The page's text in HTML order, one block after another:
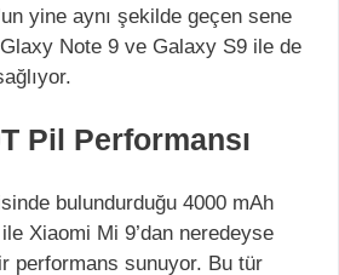
yine aynı şekilde geçen sene
Note 9 ve Galaxy S9 ile de
Pil Performansı
bulundurduğu 4000 mAh
Xiaomi Mi 9’dan neredeyse
performans sunuyor. Bu tür